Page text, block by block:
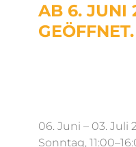
AB 6. JUNI
GEÖFFNET.
06. Juni – 03. Juli
Sonntag,